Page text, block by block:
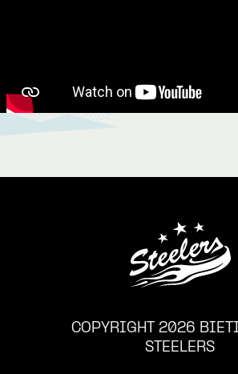
COPYRIGHT 2026
STEELERS